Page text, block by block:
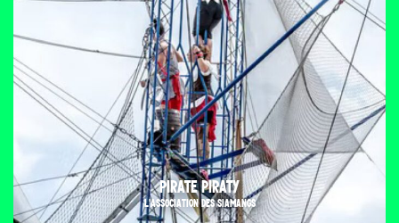
PIRATE PIRATY
L'ASSOCIATION DES SIAMANGS